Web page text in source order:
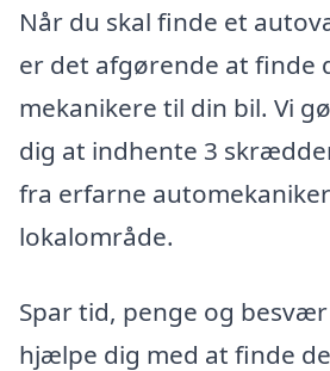
Når du skal finde et
er det afgørende at finde
mekanikere til din bil. Vi
dig at indhente 3
fra erfarne
lokalområde.
Spar tid, penge og
hjælpe dig med at finde